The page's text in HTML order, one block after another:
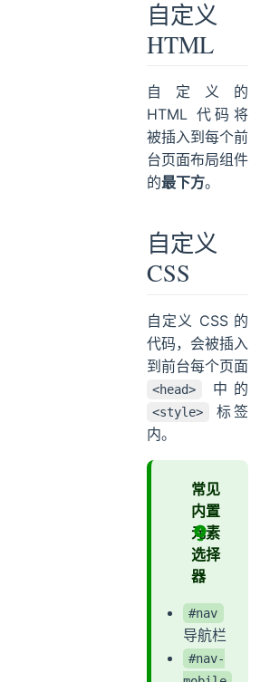
自定义
HTML
自定义的
HTML 代码将
被插入到每个前
台页面布局组件
的最下方。
自定义
CSS
自定义 CSS 的
代码，会被插入
到前台每个页面
<head> 中的
<style>
标签
内。
常见
内置
元素
选择
器
#nav
导航栏
#nav-